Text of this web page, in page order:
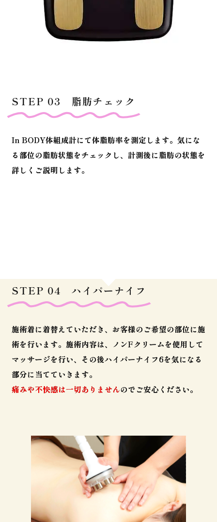
STEP 03 脂肪チェック
In BODY体組成計にて体脂肪率を測定します。気にな
る部位の脂肪状態をチェックし、計測後に脂肪の状態を
詳しくご説明します。
STEP 04 ハイパーナイフ
施術着に着替えていただき、お客様のご希望の部位に施
術を行います。施術内容は、ノンFクリームを使用して
マッサージを行い、その後ハイパーナイフ6を気になる
部分に当てていきます。
痛みや不快感は一切ありませんのでご安心ください。